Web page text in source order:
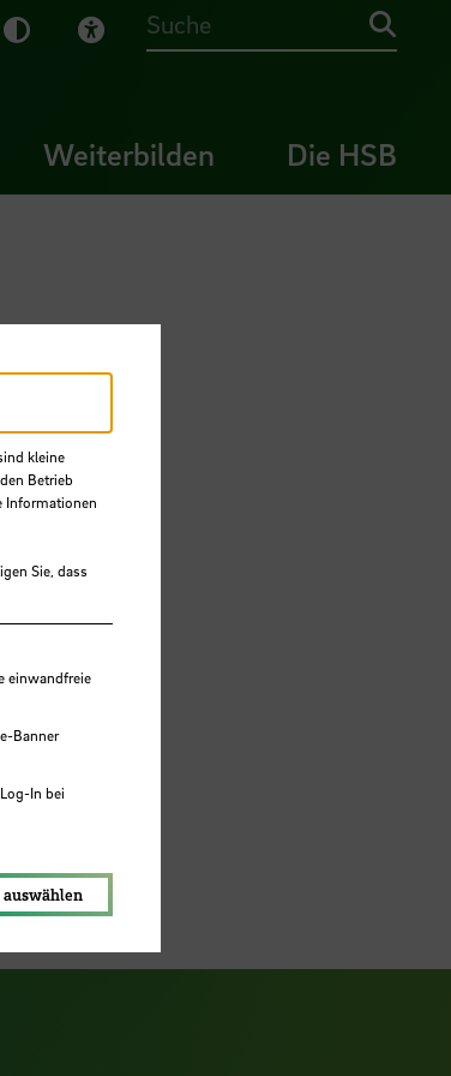
Dunkel-Modus
Visuelle Hilfe
Suche
Weiterbilden Die HSB
Seite
LinkedIn Seite
kleine
Betrieb
Informationen
Sie, dass
einwandfreie
Banner
In bei